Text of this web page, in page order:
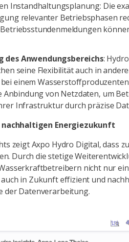
Instandhaltungsplanung: Die
relevanter Betriebsphasen
des Anwendungsbereichs:
seine Flexibilität auch in
einem
Anbindung von Netzdaten, um
Infrastruktur durch präzise
nachhaltigen Energiezukunft
zeigt Axpo Hydro Digital, dass
Durch die stetige
nicht nur
in Zukunft effizient und
der Datenverarbeitung.